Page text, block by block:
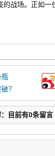
战场。正如一
瓶
？
目前有0条留言